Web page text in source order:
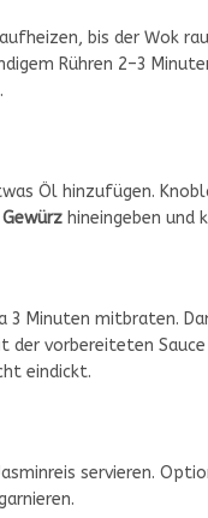
bis der Wok
Rühren 2–3
Öl hinzufügen.
hineingeben
3 Minuten mitbraten.
der vorbereiteten
eindickt.
servieren.